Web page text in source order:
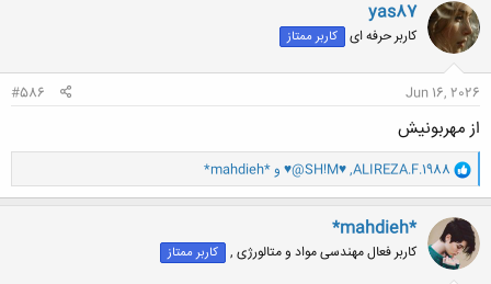
ش
ه
ا
yas87
کاربر حرفه ای کاربر ممتاز
Jun 16, 2026
#586
از مهربونیش
و
ا
ک
ن
ش
ه
ا
ALIREZA.F.1988
,
♥@SH!M♥ و*mahdieh*
*mahdieh*
کاربر فعال مهندسی مواد و متالورژی , کاربر ممتاز